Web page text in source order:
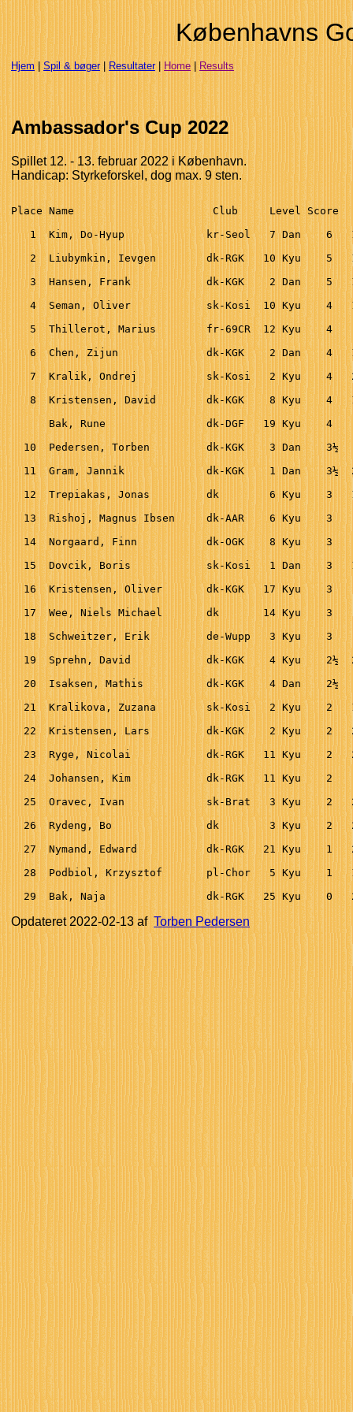
Københavns
Hjem | Spil & bøger| Resultater| Home | Results
Ambassador's Cup 2022
Spillet 12. - 13. februar 2022 i København.
Handicap: Styrkeforskel, dog max. 9 sten.
Place Name                      Club     Level
1  Kim, Do-Hyup             kr-Seol   7 Dan    6
2  Liubymkin, Ievgen        dk-RGK   10 Kyu    5
3  Hansen, Frank            dk-KGK    2 Dan    5
4  Seman, Oliver            sk-Kosi  10 Kyu    4
5  Thillerot, Marius        fr-69CR  12 Kyu    4
6  Chen, Zijun              dk-KGK    2 Dan    4
7  Kralik, Ondrej           sk-Kosi   2 Kyu    4
8  Kristensen, David        dk-KGK    8 Kyu    4
Bak, Rune                dk-DGF   19 Kyu    4
10  Pedersen, Torben         dk-KGK    3 Dan    3½
11  Gram, Jannik             dk-KGK    1 Dan    3½
12  Trepiakas, Jonas         dk        6 Kyu    3
13  Rishoj, Magnus Ibsen     dk-AAR    6 Kyu    3
14  Norgaard, Finn           dk-OGK    8 Kyu    3
15  Dovcik, Boris            sk-Kosi   1 Dan    3
16  Kristensen, Oliver       dk-KGK   17 Kyu    3
17  Wee, Niels Michael       dk       14 Kyu    3
18  Schweitzer, Erik         de-Wupp   3 Kyu    3
19  Sprehn, David            dk-KGK    4 Kyu    2½
20  Isaksen, Mathis          dk-KGK    4 Dan    2½
21  Kralikova, Zuzana        sk-Kosi   2 Kyu    2
22  Kristensen, Lars         dk-KGK    2 Kyu    2
23  Ryge, Nicolai            dk-RGK   11 Kyu    2
24  Johansen, Kim            dk-RGK   11 Kyu    2
25  Oravec, Ivan             sk-Brat   3 Kyu    2
26  Rydeng, Bo               dk        3 Kyu    2
27  Nymand, Edward           dk-RGK   21 Kyu    1
28  Podbiol, Krzysztof       pl-Chor   5 Kyu    1
29  Bak, Naja                dk-RGK   25 Kyu    0
Opdateret 2022-02-13af Torben Pedersen